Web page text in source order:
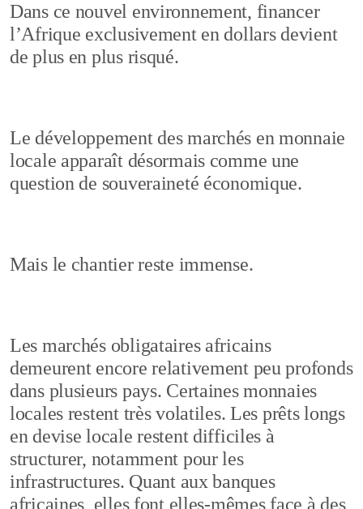
Dans ce nouvel environnement, financer
l’Afrique exclusivement en dollars devient
de plus en plus risqué.
Le développement des marchés en monnaie
locale apparaît désormais comme une
question de souveraineté économique.
Mais le chantier reste immense.
Les marchés obligataires africains
demeurent encore relativement peu profonds
dans plusieurs pays. Certaines monnaies
locales restent très volatiles. Les prêts longs
en devise locale restent difficiles à
structurer, notamment pour les
infrastructures. Quant aux banques
africaines, elles font elles-mêmes face à des